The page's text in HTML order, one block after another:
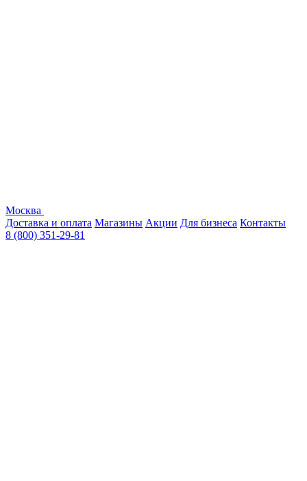
Москва
Доставка и оплата Магазины Акции Для бизнеса Контакты
8 (800) 351-29-81